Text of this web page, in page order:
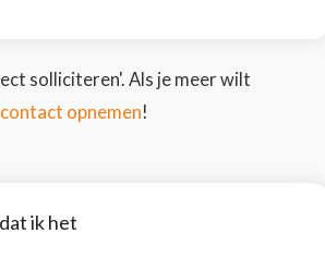
solliciteren'. Als je meer wilt
opnemen!
ik het